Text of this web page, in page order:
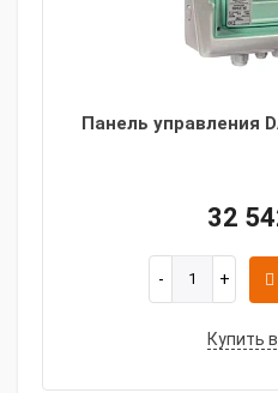
Панель управления
32
Купить